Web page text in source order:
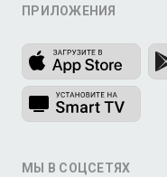
ПРИЛОЖЕНИЯ
МЫ В СОЦСЕТЯХ